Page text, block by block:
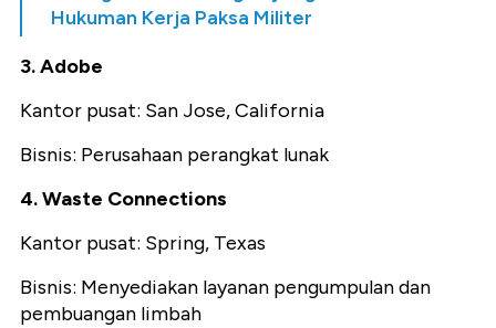
Hukuman Kerja Paksa Militer
3. Adobe
Kantor pusat: San Jose, California
Bisnis: Perusahaan perangkat lunak
4. Waste Connections
Kantor pusat: Spring, Texas
Bisnis: Menyediakan layanan pengumpulan dan
pembuangan limbah